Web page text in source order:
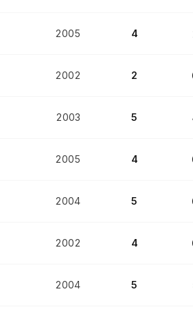
2005 4
2002 2
2003 5
2005 4
2004 5
2002 4
2004 5